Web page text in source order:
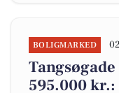
BOLIGMARKED
595.000